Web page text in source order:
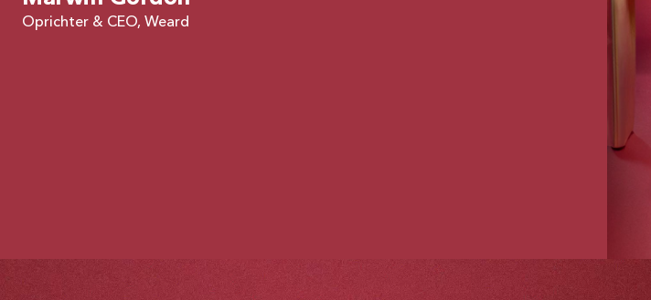
Oprichter & CEO, Weard